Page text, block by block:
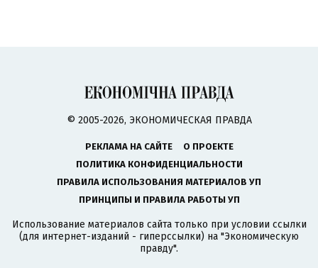
© 2005-2026, ЭКОНОМИЧЕСКАЯ ПРАВДА
РЕКЛАМА НА САЙТЕ
О ПРОЕКТЕ
ПОЛИТИКА КОНФИДЕНЦИАЛЬНОСТИ
ПРАВИЛА ИСПОЛЬЗОВАНИЯ МАТЕРИАЛОВ УП
ПРИНЦИПЫ И ПРАВИЛА РАБОТЫ УП
Использование материалов сайта только при условии ссылки
(для интернет-изданий - гиперссылки) на "Экономическую
правду".